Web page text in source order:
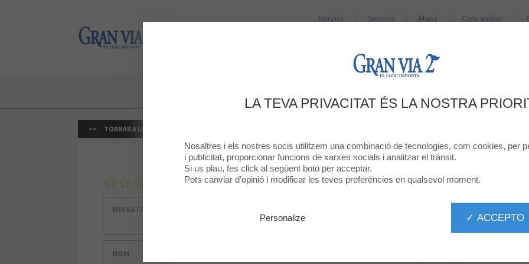
Gran Via 2
Horaris Serveis Mapa Com arribar
DÓNA LA TEVA OPINIÓ
TORNAR A LA BOTIGA
La teva classificació
2
1
LA TEVA PRIVACITAT ÉS LA NOSTRA
Nosaltres i els nostres socis utilitzem una combinació de tecnologies, com cookies, per
i publicitat, proporcionar funcions de xarxes socials i analitzar el trànsit.
Si us plau, fes click al següent botó per acceptar.
Pots canviar d’opinió i modificar les teves preferències en qualsevol moment.
✓ ACCEPTO
Personalize